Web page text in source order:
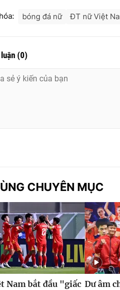
bóng đá nữ ĐT nữ Việt
(0)
CHUYÊN MỤC
Nam bắt đầu "giấc Dư âm